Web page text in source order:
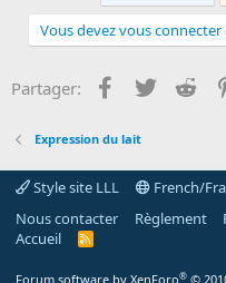
Vous devez vous
Partager: Facebook
Twitter
Expression du lait
Style site LLL
French/
Nous contacter
Règlement
Accueil
R
Forum software by XenForo® ©